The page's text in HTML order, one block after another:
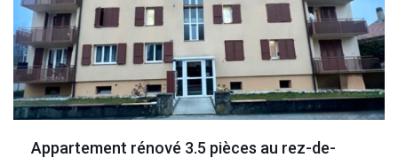
Appartement rénové 3.5 pièces au rez-de-